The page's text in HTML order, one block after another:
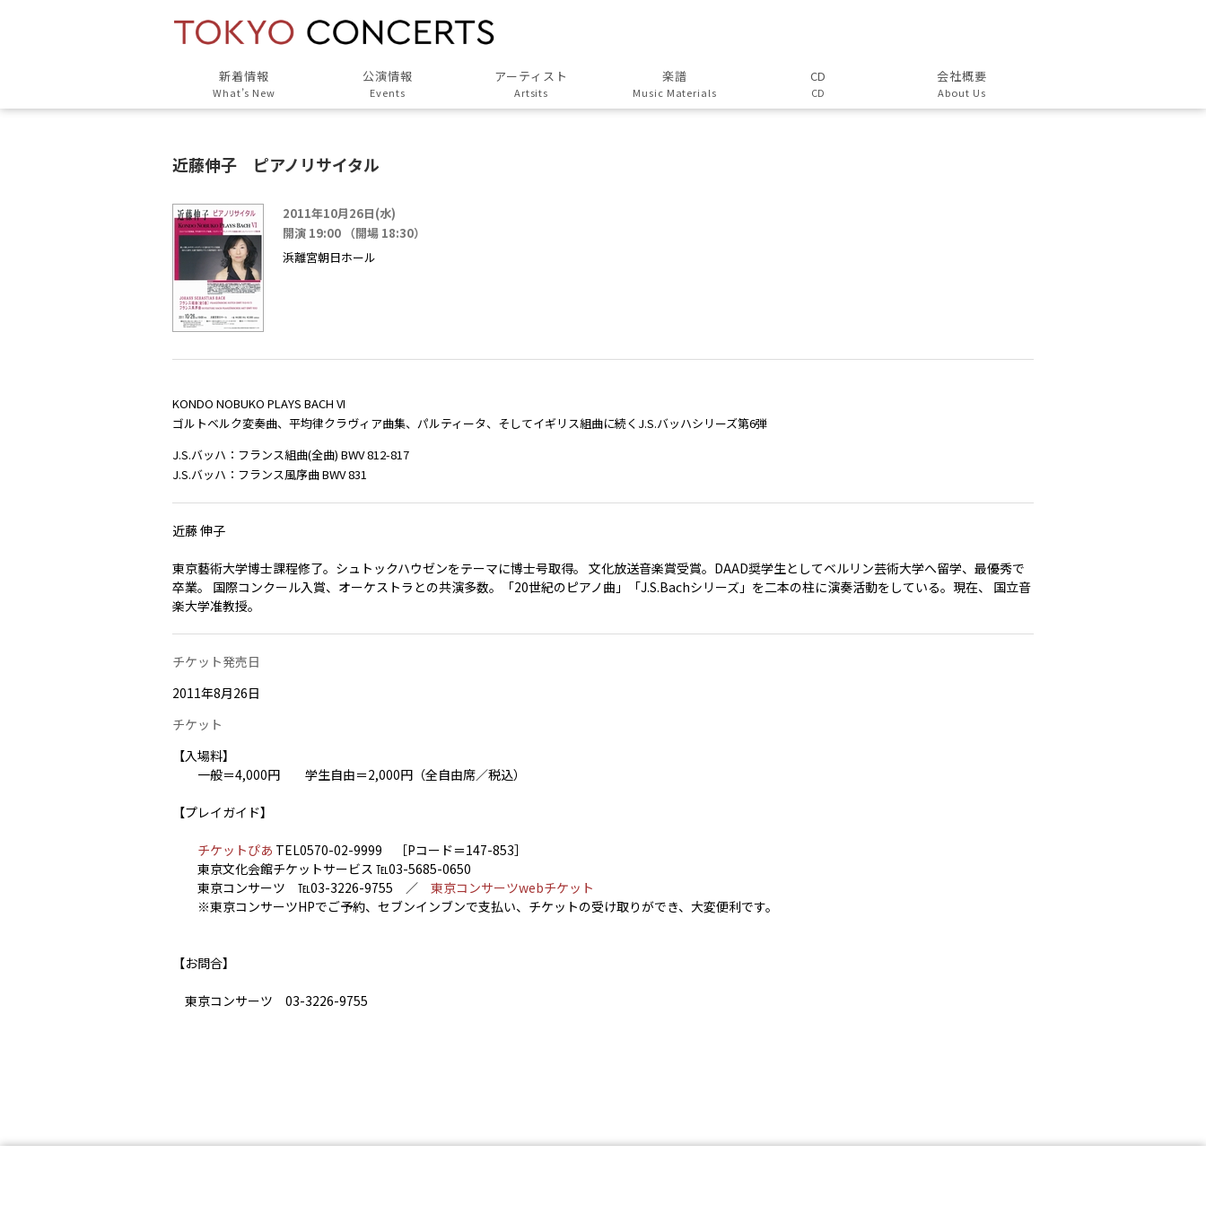
新着情報
What’s New
公演情報
Events
アーティスト
Artsits
楽譜
Music Materials
CD
CD
会社概要
About Us
近藤伸子 ピアノリサイタル
2011年10月26日(水)
開演 19:00 （開場 18:30）
浜離宮朝日ホール
KONDO NOBUKO PLAYS BACH VI
ゴルトベルク変奏曲、平均律クラヴィア曲集、パルティータ、そしてイギリス組曲に続くJ.S.バッハシリーズ第6弾
J.S.バッハ：フランス組曲(全曲) BWV 812-817
J.S.バッハ：フランス風序曲 BWV 831
近藤 伸子
東京藝術大学博士課程修了。シュトックハウゼンをテーマに博士号取得。 文化放送音楽賞受賞。DAAD奨学生としてベルリン芸術大学へ留学、最優秀で
卒業。 国際コンクール入賞、オーケストラとの共演多数。「20世紀のピアノ曲」「J.S.Bachシリーズ」を二本の柱に演奏活動をしている。現在、 国立音
楽大学准教授。
チケット発売日
2011年8月26日
チケット
【入場料】
一般＝4,000円 学生自由＝2,000円（全自由席／税込）
【プレイガイド】
チケットぴあ TEL0570-02-9999 ［Pコード＝147-853］
東京文化会館チケットサービス ℡03-5685-0650
東京コンサーツ ℡03-3226-9755 ／ 東京コンサーツwebチケット
※東京コンサーツHPでご予約、セブンインブンで支払い、チケットの受け取りができ、大変便利です。
【お問合】
東京コンサーツ 03-3226-9755